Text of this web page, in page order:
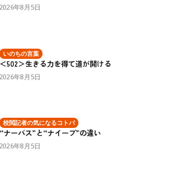
2026年8月5日
いのちの言葉
＜502＞生きる力を得て道が開ける
2026年8月5日
校閲記者の気になるコトバ
“ナーバス”と“ナイーブ”の違い
2026年8月5日